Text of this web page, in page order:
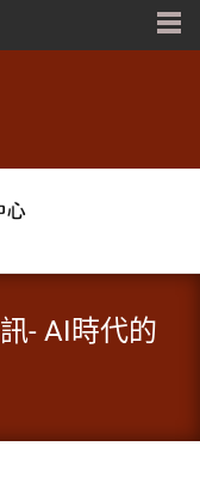
- AI時代的